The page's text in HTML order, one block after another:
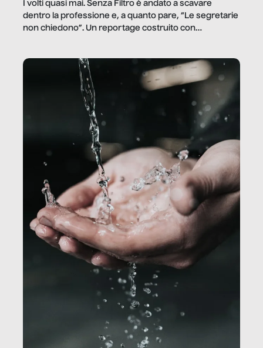
I volti quasi mai. Senza Filtro è andato a scavare
dentro la professione e, a quanto pare, “Le segretarie
non chiedono”. Un reportage costruito con